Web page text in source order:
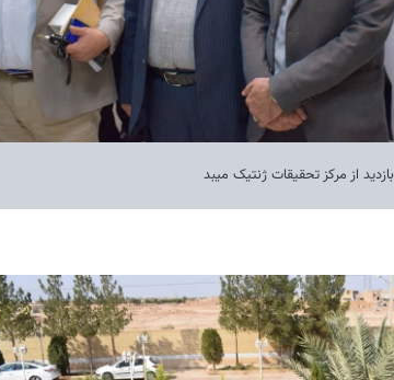
بازدید از مرکز تحقیقات ژنتیک میبد